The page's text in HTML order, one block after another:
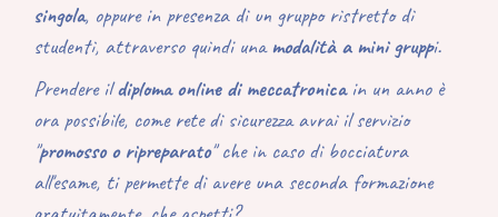
singola, oppure in presenza di un gruppo ristretto di
studenti, attraverso quindi unamodalità a mini gruppi.
Prendere ildiploma online di meccatronicain un anno è
ora possibile, come rete di sicurezza avrai il servizio
"promosso o ripreparato" che in caso di bocciatura
all'esame, ti permette di avere una seconda formazione